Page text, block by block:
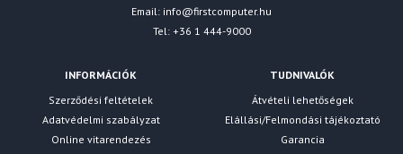
Email: info@firstcomputer.hu
Tel: +36 1 444-9000
INFORMÁCIÓK
Szerződési feltételek
Adatvédelmi szabályzat
Online vitarendezés
TUDNIVALÓK
Átvételi lehetőségek
Elállási/Felmondási tájékoztató
Garancia